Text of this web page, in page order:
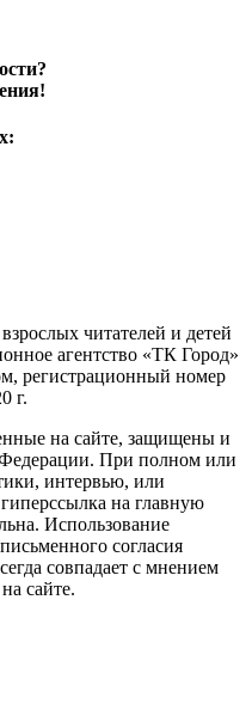
читателей и детей
агентство «ТК Город»
регистрационный номер
г.
на сайте, защищены и
При полном или
интервью, или
на главную
Использование
согласия
совпадает с мнением
сайте.